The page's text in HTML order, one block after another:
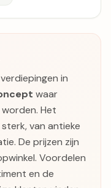
in
waar
Het
van antieke
De prijzen zijn
Voordelen
en de